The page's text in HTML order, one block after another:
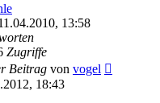
13:58
Zugriffe
Beitrag von vogel
18:43